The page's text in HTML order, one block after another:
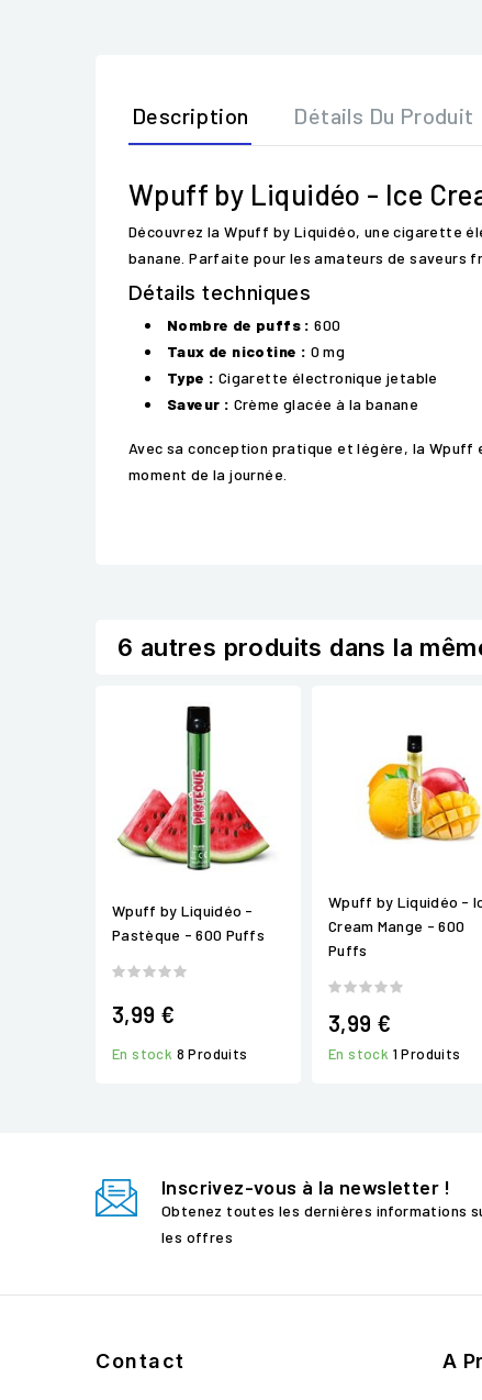
Description Détails Du Produit
Wpuff by Liquidéo - Ice
Découvrez la Wpuff by Liquidéo, une cigarette
banane. Parfaite pour les amateurs de saveurs
Détails techniques
Nombre de puffs : 600
Taux de nicotine : 0 mg
Type : Cigarette électronique jetable
Saveur : Crème glacée à la banane
Avec sa conception pratique et légère, la
moment de la journée.
6 autres produits dans la
Wpuff by Liquidéo -
Pastèque - 600 Puffs
3,99 €
En stock 8 Produits
Wpuff by Liquidéo -
Cream Mange - 600
Puffs
3,99 €
En stock 1 Produits
Inscrivez-vous à la newsletter !
Obtenez toutes les dernières informations
les offres
Contact A